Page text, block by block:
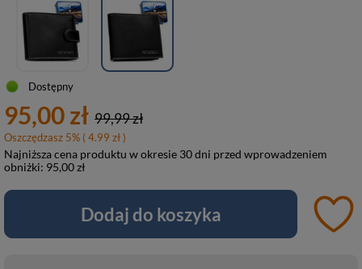
Dostępny
95,00 zł 99,99 zł
Oszczędzasz 5% ( 4.99 zł )
Najniższa cena produktu w okresie 30 dni przed wprowadzeniem
obniżki: 95,00 zł
Dodaj do koszyka